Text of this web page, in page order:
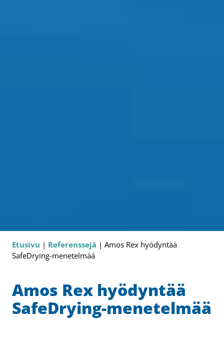
Etusivu | Referenssejä | Amos Rex hyödyntää
SafeDrying-menetelmää
Amos Rex hyödyntää
SafeDrying-menetelmää